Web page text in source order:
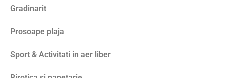
Gradinarit
Prosoape plaja
Sport & Activitati in aer liber